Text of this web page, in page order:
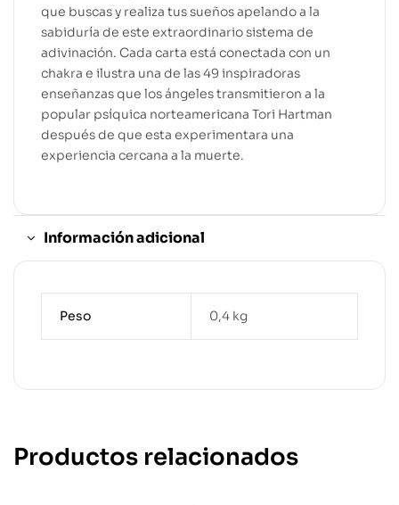
que buscas y realiza tus sueños apelando a la
sabiduría de este extraordinario sistema de
adivinación. Cada carta está conectada con un
chakra e ilustra una de las 49 inspiradoras
enseñanzas que los ángeles transmitieron a la
popular psíquica norteamericana Tori Hartman
después de que esta experimentara una
experiencia cercana a la muerte.
Información adicional
Peso 0,4 kg
Productos relacionados